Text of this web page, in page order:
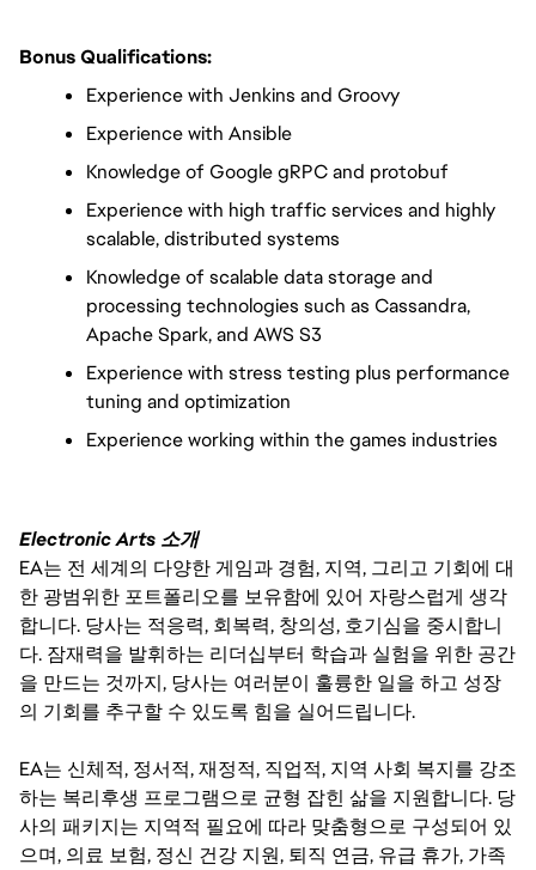
Bonus Qualifications:
Experience with Jenkins and Groovy
Experience with Ansible
Knowledge of Google gRPC and protobuf
Experience with high traffic services and highly
scalable, distributed systems
Knowledge of scalable data storage and
processing technologies such as Cassandra,
Apache Spark, and AWS S3
Experience with stress testing plus performance
tuning and optimization
Experience working within the games industries
Electronic Arts 소개
EA는 전 세계의 다양한 게임과 경험, 지역, 그리고 기회에 대
한 광범위한 포트폴리오를 보유함에 있어 자랑스럽게 생각
합니다. 당사는 적응력, 회복력, 창의성, 호기심을 중시합니
다. 잠재력을 발휘하는 리더십부터 학습과 실험을 위한 공간
을 만드는 것까지, 당사는 여러분이 훌륭한 일을 하고 성장
의 기회를 추구할 수 있도록 힘을 실어드립니다.
EA는 신체적, 정서적, 재정적, 직업적, 지역 사회 복지를 강조
하는 복리후생 프로그램으로 균형 잡힌 삶을 지원합니다. 당
사의 패키지는 지역적 필요에 따라 맞춤형으로 구성되어 있
으며, 의료 보험, 정신 건강 지원, 퇴직 연금, 유급 휴가, 가족